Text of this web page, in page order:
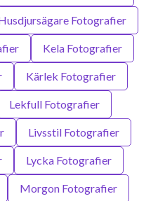
Fotografier
Kela Fotografier
Kärlek Fotografier
Lekfull Fotografier
Livsstil Fotografier
Lycka Fotografier
Morgon Fotografier